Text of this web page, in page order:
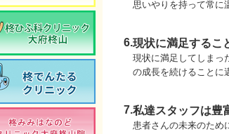
思いやりを持って常に
6.現状に満足するこ
現状に満足してしまっ
の成長を続けることに
7.私達スタッフは豊
患者さんの未来のため